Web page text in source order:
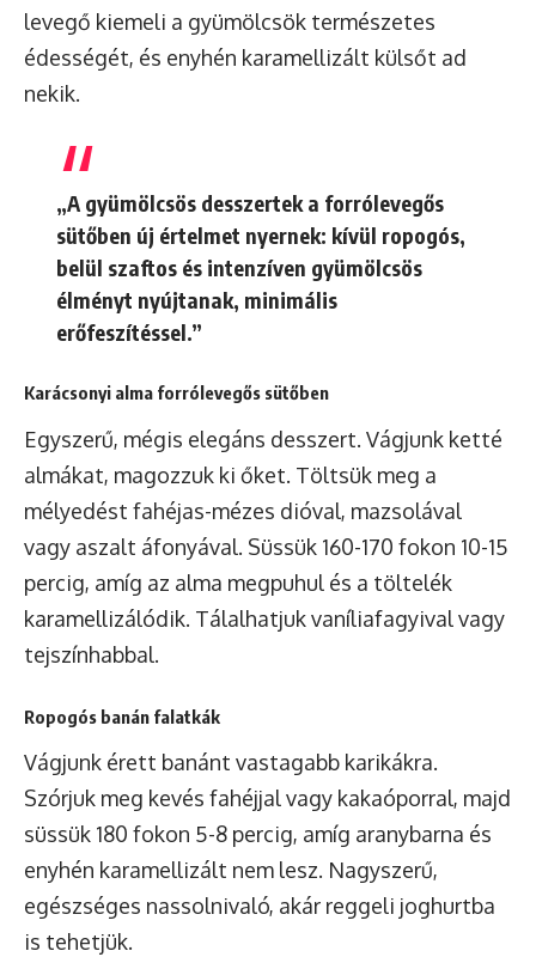
levegő kiemeli a gyümölcsök természetes
édességét, és enyhén karamellizált külsőt ad
nekik.
„A gyümölcsös desszertek a forrólevegős
sütőben új értelmet nyernek: kívül ropogós,
belül szaftos és intenzíven gyümölcsös
élményt nyújtanak, minimális
erőfeszítéssel.”
Karácsonyi alma forrólevegős sütőben
Egyszerű, mégis elegáns desszert. Vágjunk ketté
almákat, magozzuk ki őket. Töltsük meg a
mélyedést fahéjas-mézes dióval, mazsolával
vagy aszalt áfonyával. Süssük 160-170 fokon 10-15
percig, amíg az alma megpuhul és a töltelék
karamellizálódik. Tálalhatjuk vaníliafagyival vagy
tejszínhabbal.
Ropogós banán falatkák
Vágjunk érett banánt vastagabb karikákra.
Szórjuk meg kevés fahéjjal vagy kakaóporral, majd
süssük 180 fokon 5-8 percig, amíg aranybarna és
enyhén karamellizált nem lesz. Nagyszerű,
egészséges nassolnivaló, akár reggeli joghurtba
is tehetjük.